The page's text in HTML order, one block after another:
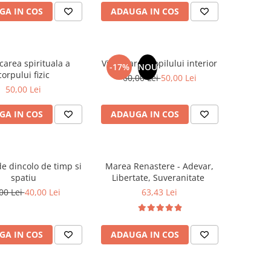
IN COS ADAUGA IN COS
spirituala a
fizic
50,00 Lei
IN COS
-17% NOU
Vindecarea copilului interior
60,00 Lei50,00 Lei
ADAUGA IN COS
dincolo de timp si
spatiu
Lei40,00 Lei
IN COS
Marea Renastere - Adevar,
Libertate, Suveranitate
63,43 Lei
ADAUGA IN COS